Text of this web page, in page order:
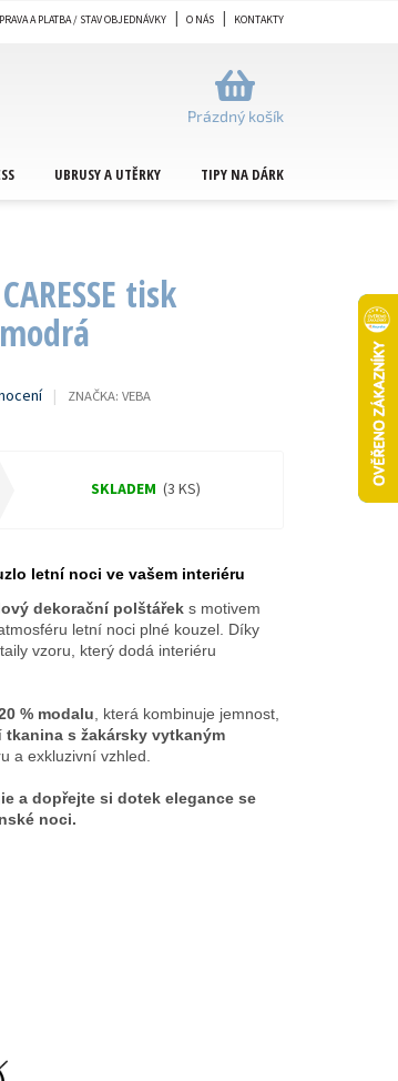
A PLATBA / STAV OBJEDNÁVKY O NÁS KONTAKTY
NÁKUPNÍ
KOŠÍK
Prázdný košík
UBRUSY A UTĚRKY TIPY NA DÁRKY
tisk
ZNAČKA: VEBA
SKLADEM (3 KS)
letní noci ve vašem interiéru
dekorační polštářek s motivem
letní noci plné kouzel. Díky
vzoru, který dodá interiéru
% modalu, která kombinuje jemnost,
tkanina s žakársky vytkaným
a exkluzivní vzhled.
a dopřejte si dotek elegance se
noci.